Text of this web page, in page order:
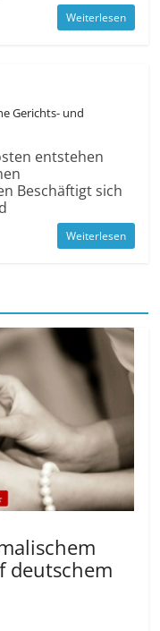
Weiterlesen
Gerichts- und
entstehen
Beschäftigt sich
Weiterlesen
deutschem